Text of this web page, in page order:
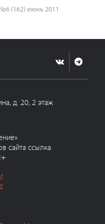
(162) июнь 2011
д. 20, 2 этаж
сайта ссылка